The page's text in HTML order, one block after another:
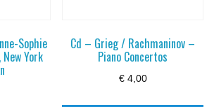
Sophie
York
Cd – Grieg / Rachmaninov –
Piano Concertos
€4,00